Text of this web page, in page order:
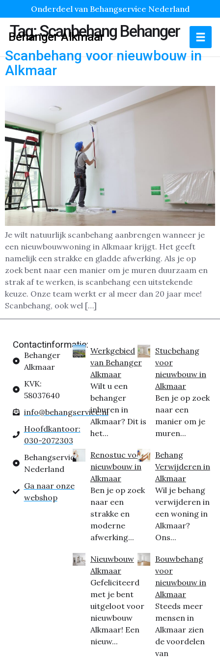
Onderdeel van Behangservice Nederland
Behanger Alkmaar
Tag:Scanbehang Behanger
Scanbehang voor nieuwbouw in
Alkmaar
Je wilt natuurlijk scanbehang aanbrengen wanneer je
een nieuwbouwwoning in Alkmaar krijgt. Het geeft
namelijk een strakke en gladde afwerking. Als je op
zoek bent naar een manier om je muren duurzaam en
strak af te werken, is scanbehang een uitstekende
keuze. Onze team werkt er al meer dan 20 jaar mee!
Scanbehang, ook wel […]
Contactinformatie:
Behanger
Alkmaar
KVK:
58037640
info@behangservice.nl
Hoofdkantoor:
030-2072303
Behangservice
Nederland
Ga naar onze
webshop
Werkgebied
van Behanger
Alkmaar
Wilt u een
behanger
inhuren in
Alkmaar? Dit is
het...
Renostuc voor
nieuwbouw in
Alkmaar
Ben je op zoek
naar een
strakke en
moderne
afwerking...
Nieuwbouw
Alkmaar
Gefeliciteerd
met je bent
uitgeloot voor
nieuwbouw
Alkmaar! Een
nieuw...
Stucbehang
voor
nieuwbouw in
Alkmaar
Ben je op zoek
naar een
manier om je
muren...
Behang
Verwijderen in
Alkmaar
Wil je behang
verwijderen in
een woning in
Alkmaar?
Ons...
Bouwbehang
voor
nieuwbouw in
Alkmaar
Steeds meer
mensen in
Alkmaar zien
de voordelen
van